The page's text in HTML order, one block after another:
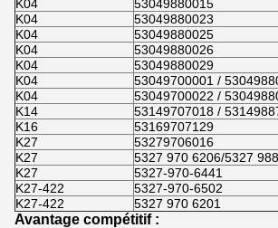
K04
53049880015
K04
53049880023
K04
53049880025
K04
53049880026
K04
53049880029
K04
53049700001 /
K04
53049700022 /
K14
53149707018 /
K16
53169707129
K27
53279706016
K27
5327 970 6206/5327
K27
5327-970-6441
K27-422
5327-970-6502
K27-422
5327 970 6201
Avantage compétitif :